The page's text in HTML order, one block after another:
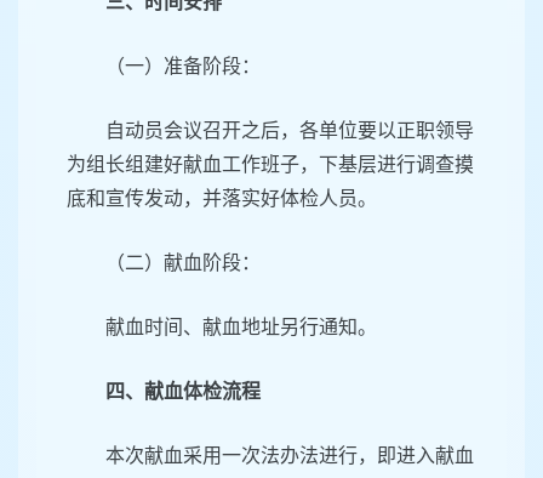
（一）准备阶段：
自动员会议召开之后，各单位要以正职领导
为组长组建好献血工作班子，下基层进行调查摸
底和宣传发动，并落实好体检人员。
（二）献血阶段：
献血时间、献血地址另行通知。
四、献血体检流程
本次献血采用一次法办法进行，即进入献血